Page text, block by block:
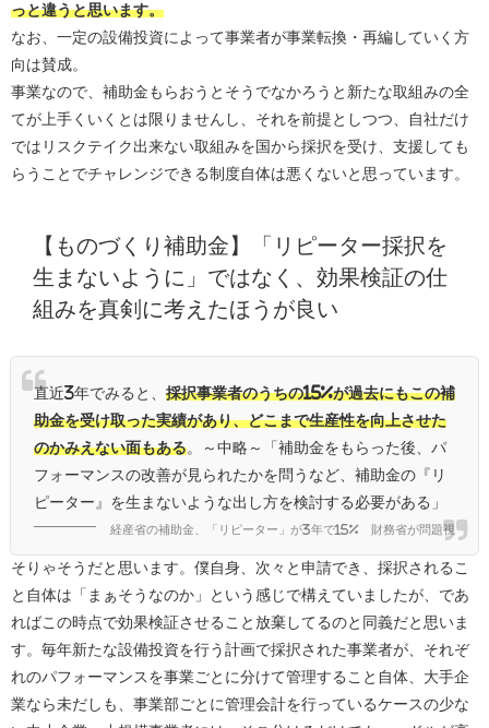
っと違うと思います。
なお、一定の設備投資によって事業者が事業転換・再編していく方
向は賛成。
事業なので、補助金もらおうとそうでなかろうと新たな取組みの全
てが上手くいくとは限りませんし、それを前提としつつ、自社だけ
ではリスクテイク出来ない取組みを国から採択を受け、支援しても
らうことでチャレンジできる制度自体は悪くないと思っています。
【ものづくり補助金】「リピーター採択を
生まないように」ではなく、効果検証の仕
組みを真剣に考えたほうが良い
直近3年でみると、 採択事業者のうちの15%が過去にもこの補
助金を受け取った実績があり、どこまで生産性を向上させた
のかみえない面もある。～中略～「補助金をもらった後、パ
フォーマンスの改善が見られたかを問うなど、補助金の『リ
ピーター』を生まないような出し方を検討する必要がある」
経産省の補助金、「リピーター」が3年で15% 財務省が問題視
そりゃそうだと思います。僕自身、次々と申請でき、採択されるこ
と自体は「まぁそうなのか」という感じで構えていましたが、であ
ればこの時点で効果検証させること放棄してるのと同義だと思いま
す。毎年新たな設備投資を行う計画で採択された事業者が、それぞ
れのパフォーマンスを事業ごとに分けて管理すること自体、大手企
業なら未だしも、事業部ごとに管理会計を行っているケースの少な